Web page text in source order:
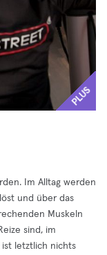
PLUS
Im Alltag werden
und über das
Muskeln
sind, im
ist letztlich nichts